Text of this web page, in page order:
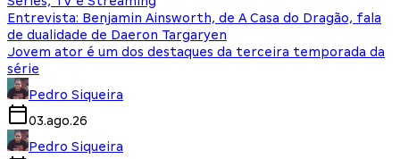
Entrevista: Benjamin Ainsworth, de A Casa do Dragão, fala
de dualidade de Daeron Targaryen
Jovem ator é um dos destaques da terceira temporada da
série
Pedro Siqueira
03.ago.26
Pedro Siqueira